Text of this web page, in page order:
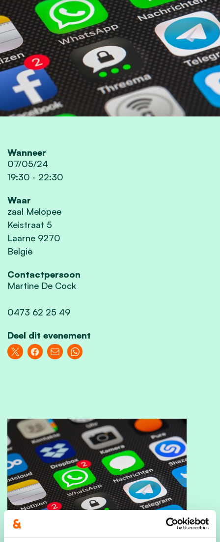
Wanneer
07/05/24
19:30 - 22:30
Waar
zaal Melopee
Keistraat 5
Laarne 9270
België
Contactpersoon
Martine De Cock
0473 62 25 49
Deel dit evenement